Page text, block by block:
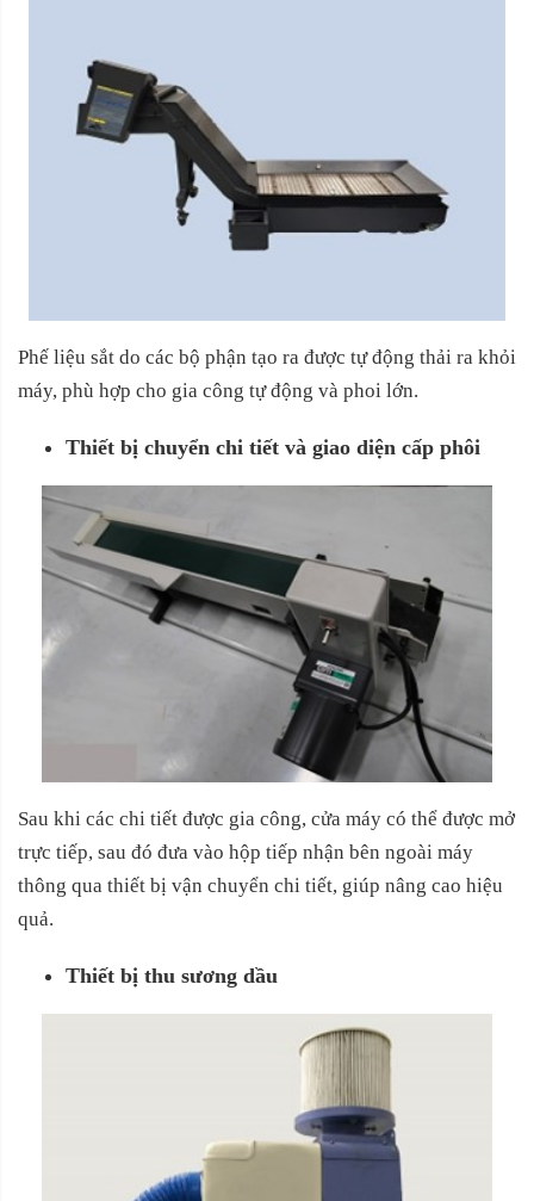
Phế liệu sắt do các bộ phận tạo ra được tự động thải ra khỏi
máy, phù hợp cho gia công tự động và phoi lớn.
Thiết bị chuyển chi tiết và giao diện cấp phôi
Sau khi các chi tiết được gia công, cửa máy có thể được mở
trực tiếp, sau đó đưa vào hộp tiếp nhận bên ngoài máy
thông qua thiết bị vận chuyển chi tiết, giúp nâng cao hiệu
quả.
Thiết bị thu sương dầu